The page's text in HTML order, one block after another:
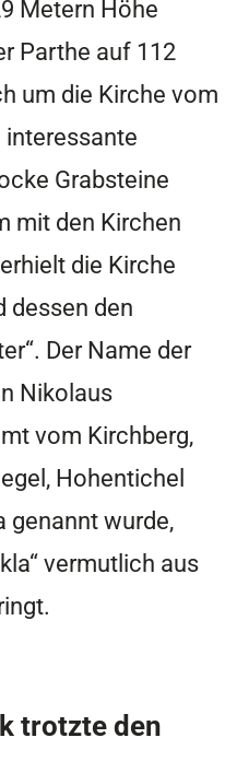
Metern Höhe
Parthe auf 112
um die Kirche vom
interessante
Grabsteine
mit den Kirchen
die Kirche
dessen den
Der Name der
Nikolaus
vom Kirchberg,
Hohentichel
genannt wurde,
vermutlich aus
trotzte den